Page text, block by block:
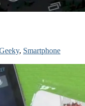
, Smartphone